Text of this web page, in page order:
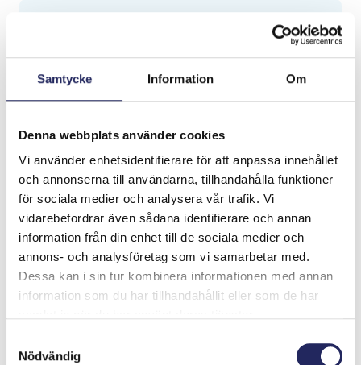
Samtycke Information Om
Denna webbplats använder cookies
Vi använder enhetsidentifierare för att anpassa innehållet
och annonserna till användarna, tillhandahålla funktioner
för sociala medier och analysera vår trafik. Vi
vidarebefordrar även sådana identifierare och annan
information från din enhet till de sociala medier och
annons- och analysföretag som vi samarbetar med.
Dessa kan i sin tur kombinera informationen med annan
information som du har tillhandahållit eller som de har
Nödvändig
lahjoitukset